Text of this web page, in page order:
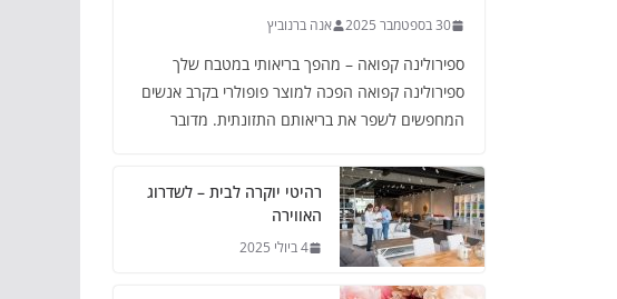
30 בספטמבר 2025 אנה ברנוביץ
ספירולינה קפואה – מהפך בריאותי במטבח שלך
ספירולינה קפואה הפכה למוצר פופולרי בקרב אנשים
המחפשים לשפר את בריאותם התזונתית. מדובר
רהיטי יוקרה לבית – לשדרוג
האווירה
4 ביולי 2025